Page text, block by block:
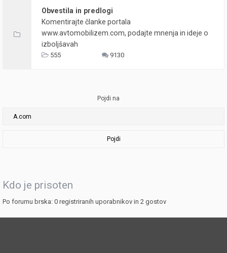
Obvestila in predlogi
Komentirajte članke portala
www.avtomobilizem.com, podajte mnenja in ideje o
izboljšavah
555 9130
Pojdi na
Pojdi
Kdo je prisoten
Po forumu brska: 0 registriranih uporabnikov in 2 gostov